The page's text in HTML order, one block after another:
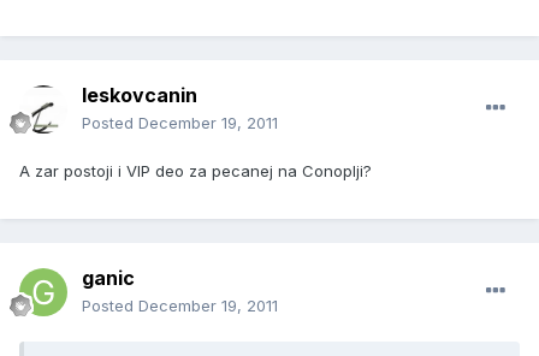
leskovcanin
Posted December 19, 2011
A zar postoji i VIP deo za pecanej na Conoplji?
ganic
Posted December 19, 2011